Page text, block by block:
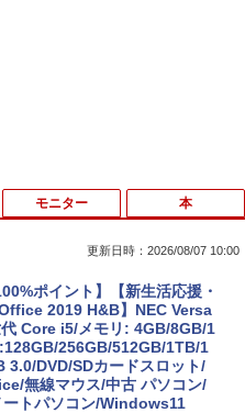
更新日時：2026/08/07 10:00
ポイント】【新生活応援・
2019 H&B】NEC Versa
Core i5/メモリ: 4GB/8GB/1
256GB/512GB/1TB/1
3.0/DVD/SDカードスロット/
無線マウス/中古 パソコン/
ートパソコン/Windows11
モニター 本